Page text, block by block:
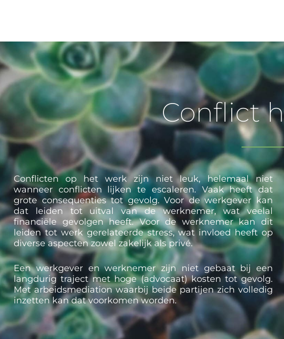
Conflict
Conflicten op het werk zijn niet leuk, helemaal niet
wanneer conflicten lijken te escaleren. Vaak heeft dat
grote consequenties tot gevolg. Voor de werkgever kan
dat leiden tot uitval van de werknemer, wat veelal
financiële gevolgen heeft. Voor de werknemer kan dit
leiden tot werk gerelateerde stress, wat invloed heeft op
diverse aspecten zowel zakelijk als privé.
Een werkgever en werknemer zijn niet gebaat bij een
langdurig traject met hoge (advocaat) kosten tot gevolg.
Met arbeidsmediation waarbij beide partijen zich volledig
inzetten kan dat voorkomen worden.